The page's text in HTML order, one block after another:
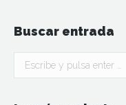
Buscar entrada
Buscar: